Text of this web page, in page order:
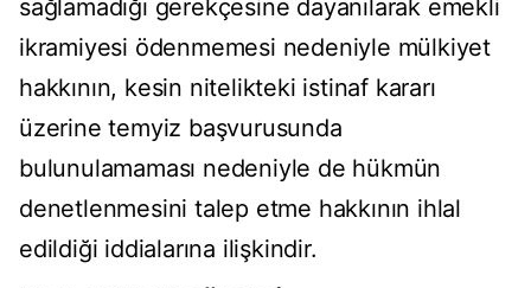
sağlamadığı gerekçesine dayanılarak emekli
ikramiyesi ödenmemesi nedeniyle mülkiyet
hakkının, kesin nitelikteki istinaf kararı
üzerine temyiz başvurusunda
bulunulamaması nedeniyle de hükmün
denetlenmesini talep etme hakkının ihlal
edildiği iddialarına ilişkindir.